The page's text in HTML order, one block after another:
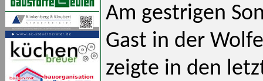
Am gestrigen
Gast in der
zeigte in den